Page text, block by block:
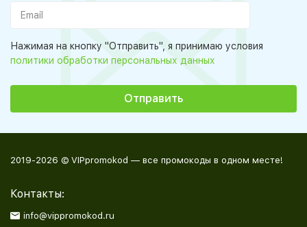
Нажимая на кнопку "Отправить", я принимаю условия
политики обработки персональных данных
2019-2026 © VIPpromokod — все промокоды в одном месте!
Контакты:
info@vippromokod.ru